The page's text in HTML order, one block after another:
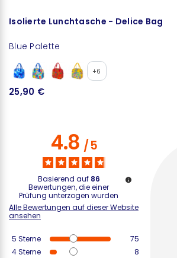
Isolierte Lunchtasche - Delice Bag
Blue Palette
+6
25,90 €
4.8/5
Basierend auf 86
Bewertungen, die einer
Prüfung unterzogen wurden
Alle Bewertungen auf dieser Website
ansehen
5 Sterne
75
4Sterne
8